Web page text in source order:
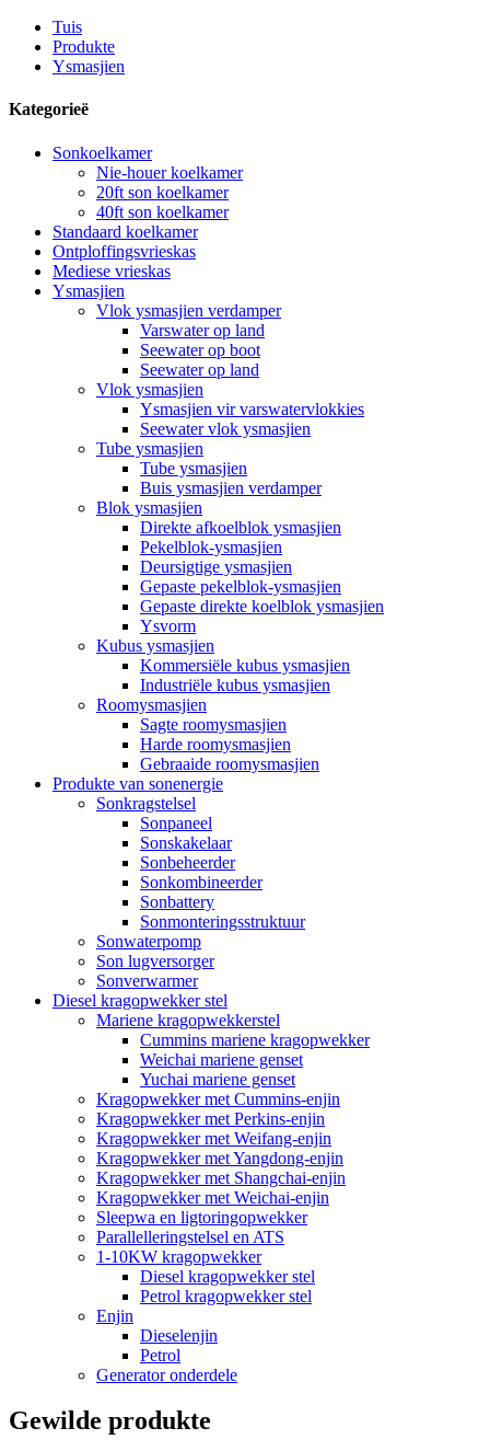
Tuis
Produkte
Ysmasjien
Kategorieë
Sonkoelkamer
Nie-houer koelkamer
20ft son koelkamer
40ft son koelkamer
Standaard koelkamer
Ontploffingsvrieskas
Mediese vrieskas
Ysmasjien
Vlok ysmasjien verdamper
Varswater op land
Seewater op boot
Seewater op land
Vlok ysmasjien
Ysmasjien vir varswatervlokkies
Seewater vlok ysmasjien
Tube ysmasjien
Tube ysmasjien
Buis ysmasjien verdamper
Blok ysmasjien
Direkte afkoelblok ysmasjien
Pekelblok-ysmasjien
Deursigtige ysmasjien
Gepaste pekelblok-ysmasjien
Gepaste direkte koelblok ysmasjien
Ysvorm
Kubus ysmasjien
Kommersiële kubus ysmasjien
Industriële kubus ysmasjien
Roomysmasjien
Sagte roomysmasjien
Harde roomysmasjien
Gebraaide roomysmasjien
Produkte van sonenergie
Sonkragstelsel
Sonpaneel
Sonskakelaar
Sonbeheerder
Sonkombineerder
Sonbattery
Sonmonteringsstruktuur
Sonwaterpomp
Son lugversorger
Sonverwarmer
Diesel kragopwekker stel
Mariene kragopwekkerstel
Cummins mariene kragopwekker
Weichai mariene genset
Yuchai mariene genset
Kragopwekker met Cummins-enjin
Kragopwekker met Perkins-enjin
Kragopwekker met Weifang-enjin
Kragopwekker met Yangdong-enjin
Kragopwekker met Shangchai-enjin
Kragopwekker met Weichai-enjin
Sleepwa en ligtoringopwekker
Parallelleringstelsel en ATS
1-10KW kragopwekker
Diesel kragopwekker stel
Petrol kragopwekker stel
Enjin
Dieselenjin
Petrol
Generator onderdele
Gewilde produkte